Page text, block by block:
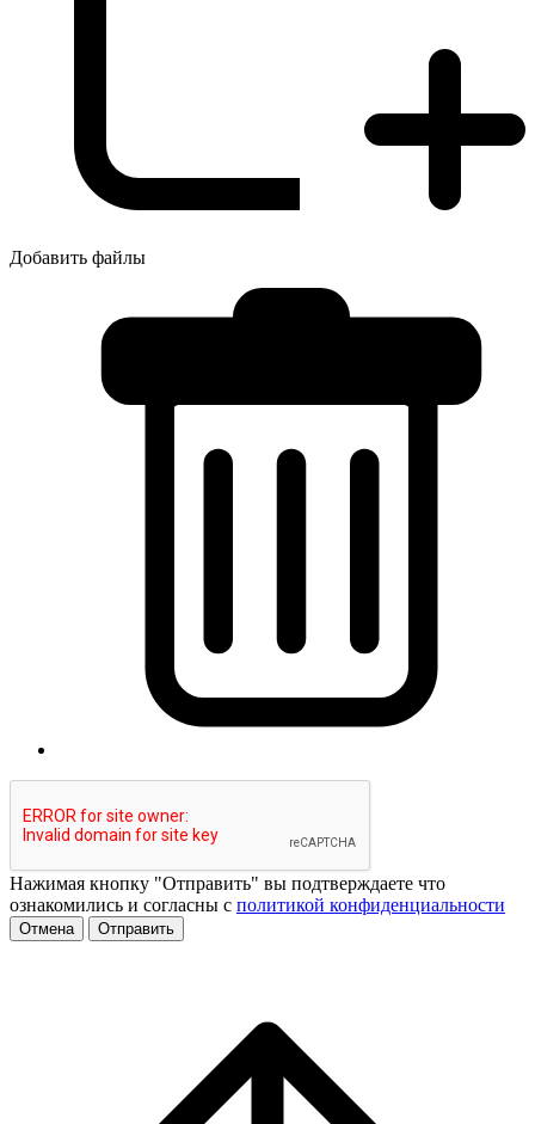
Добавить файлы
Нажимая кнопку "Отправить" вы подтверждаете что
ознакомились и согласны с политикой конфиденциальности
Отмена Отправить